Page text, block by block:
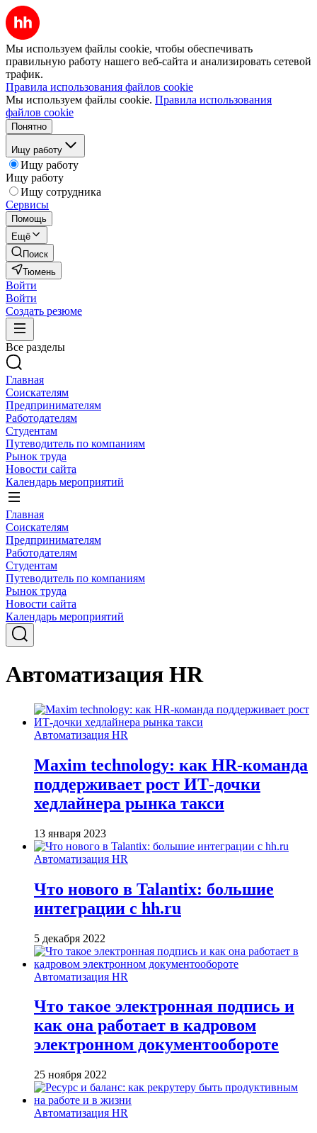
Мы используем файлы cookie, чтобы обеспечивать
правильную работу нашего веб-сайта и анализировать сетевой
трафик.
Правила использования файлов cookie
Мы используем файлы cookie. Правила использования
файлов cookie
Понятно
Ищу работу
Ищу работу
Ищу работу
Ищу сотрудника
Сервисы
Помощь
Ещё
Поиск
Тюмень
Войти
Войти
Создать резюме
Все разделы
Главная
Соискателям
Предпринимателям
Работодателям
Студентам
Путеводитель по компаниям
Рынок труда
Новости сайта
Календарь мероприятий
Главная
Соискателям
Предпринимателям
Работодателям
Студентам
Путеводитель по компаниям
Рынок труда
Новости сайта
Календарь мероприятий
Автоматизация HR
Автоматизация HR
Maxim technology: как HR-команда
поддерживает рост ИТ-дочки
хедлайнера рынка такси
13 января 2023
Автоматизация HR
Что нового в Talantix: большие
интеграции с hh.ru
5 декабря 2022
Автоматизация HR
Что такое электронная подпись и
как она работает в кадровом
электронном документообороте
25 ноября 2022
Автоматизация HR